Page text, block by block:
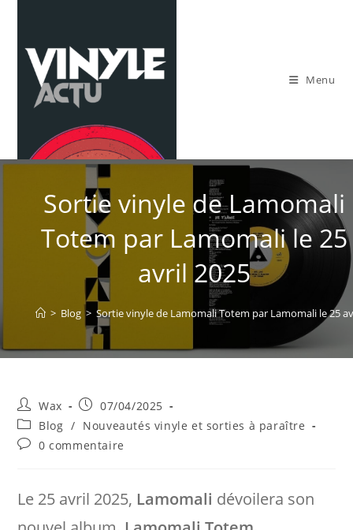
content
Menu
Sortie vinyle de Lamomali
Totem par Lamomali le 25
avril 2025
> Blog > Sortie vinyle de Lamomali Totem par Lamomali le 25
Auteur/autrice
de
la
publication :
Wax
Publication
publiée :
07/04/2025
Post
category:
Blog / Nouveautés vinyle et sorties à paraître
Commentaires
0 commentaire
Le 25 avril 2025, Lamomali dévoilera son